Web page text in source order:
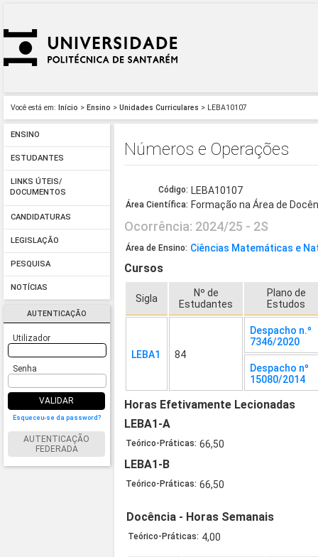
Você está em: Início > Ensino > Unidades Curriculares > LEBA10107
ENSINO
ESTUDANTES
LINKS ÚTEIS/
DOCUMENTOS
CANDIDATURAS
LEGISLAÇÃO
PESQUISA
NOTÍCIAS
AUTENTICAÇÃO
Utilizador
Senha
VALIDAR
Esqueceu-se da password?
AUTENTICAÇÃO
FEDERADA
Números e Operações
Código: LEBA10107
Área Científica: Formação na Área de
Ocorrência: 2024/25 - 2S
Área de Ensino: Ciências Matemáticas e
Cursos
Sigla
Nº de
Estudantes
Plano de
Estudos
LEBA1 84
Despacho n.º
7346/2020
Despacho nº
15080/2014
Horas Efetivamente Lecionadas
LEBA1-A
Teórico-Práticas: 66,50
LEBA1-B
Teórico-Práticas: 66,50
Docência - Horas Semanais
Teórico-Práticas: 4,00